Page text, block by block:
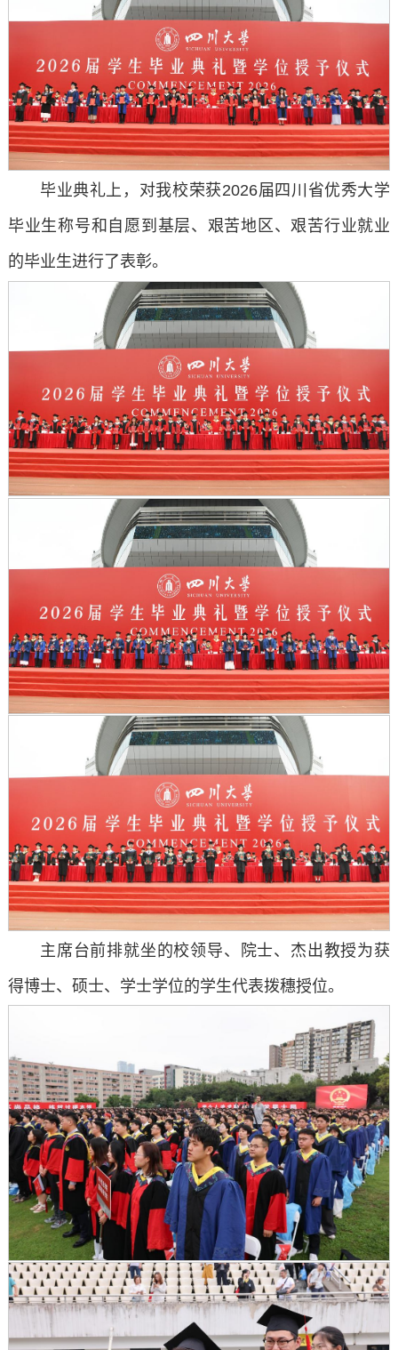
毕业典礼上，对我校荣获2026届四川省优秀大学
毕业生称号和自愿到基层、艰苦地区、艰苦行业就业
的毕业生进行了表彰。
主席台前排就坐的校领导、院士、杰出教授为获
得博士、硕士、学士学位的学生代表拨穗授位。